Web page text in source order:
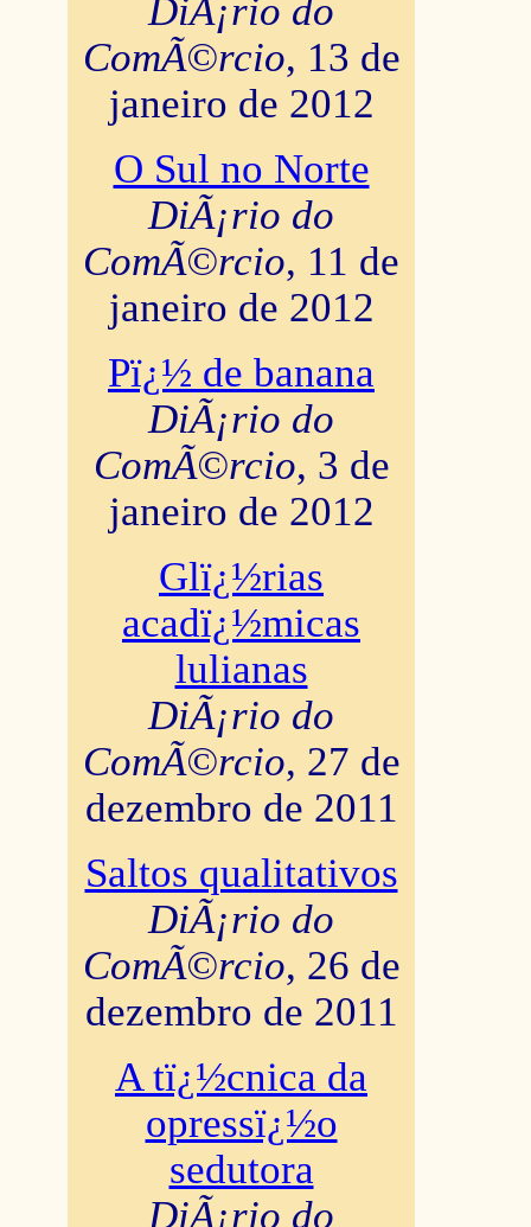
DiÃ¡rio do
ComÃ©rcio, 13 de
janeiro de 2012
O Sul no Norte
DiÃ¡rio do
ComÃ©rcio, 11 de
janeiro de 2012
Pï¿½ de banana
DiÃ¡rio do
ComÃ©rcio, 3 de
janeiro de 2012
Glï¿½rias
acadï¿½micas
lulianas
DiÃ¡rio do
ComÃ©rcio, 27 de
dezembro de 2011
Saltos qualitativos
DiÃ¡rio do
ComÃ©rcio, 26 de
dezembro de 2011
A tï¿½cnica da
opressï¿½o
sedutora
DiÃ¡rio do